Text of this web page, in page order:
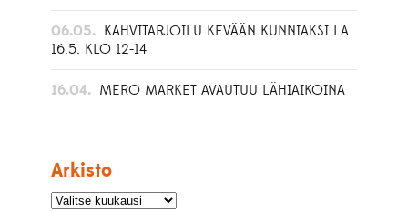
06.05. KAHVITARJOILU KEVÄÄN KUNNIAKSI LA
16.5. KLO 12-14
16.04. MERO MARKET AVAUTUU LÄHIAIKOINA
Arkisto